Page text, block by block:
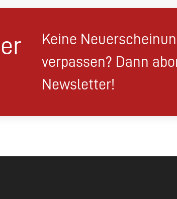
Keine
verpassen? Dann
Newsletter!